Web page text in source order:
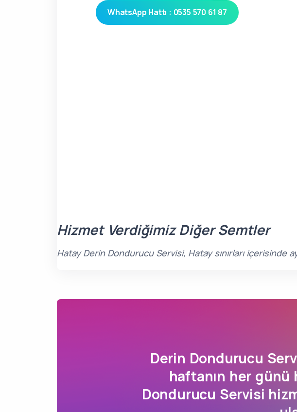
WhatsApp Hattı : 0535 570 61 87
Hizmet Verdiğimiz Diğer Semtler
Hatay Derin Dondurucu Servisi, Hatay sınırları
Derin Dondurucu
haftanın her
Dondurucu Servisi